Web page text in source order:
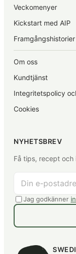
Veckomenyer
Kickstart med AIP
Framgångshistorier
Om oss
Kundtjänst
Integritetspolicy
Cookies
NYHETSBREV
Få tips, recept
Jag godkänner